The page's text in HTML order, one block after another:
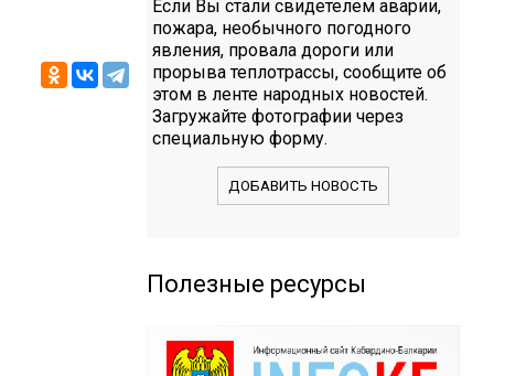
Если Вы стали свидетелем аварии,
пожара, необычного погодного
явления, провала дороги или
прорыва теплотрассы, сообщите об
этом в ленте народных новостей.
Загружайте фотографии через
специальную форму.
ДОБАВИТЬ НОВОСТЬ
Полезные ресурсы